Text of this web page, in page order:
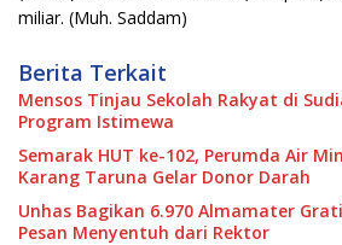
miliar. (Muh. Saddam)
Berita Terkait
Mensos Tinjau Sekolah Rakyat di
Program Istimewa
Semarak HUT ke-102, Perumda Air
Karang Taruna Gelar Donor Darah
Unhas Bagikan 6.970 Almamater
Pesan Menyentuh dari Rektor